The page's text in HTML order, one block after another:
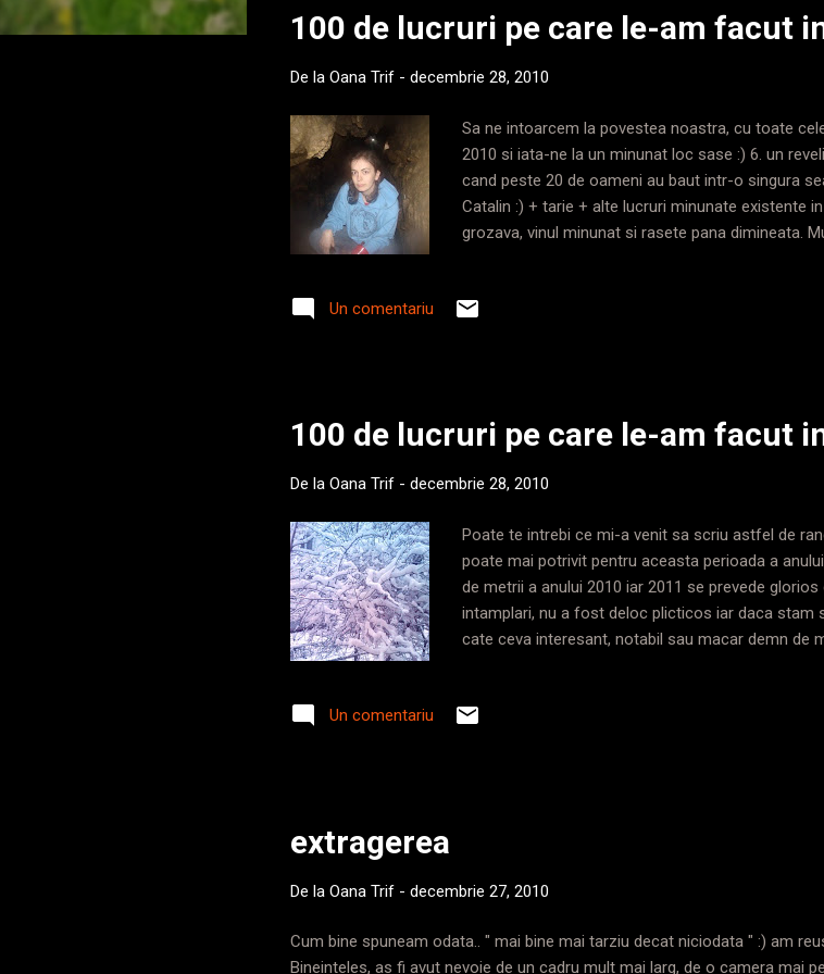
100 de lucruri pe care le-am facut
De la Oana Trif - decembrie 28, 2010
Sa ne intoarcem la povestea noastra, cu toate
2010 si iata-ne la un minunat loc sase :) 6. un
cand peste 20 de oameni au baut intr-o singura
Catalin :) + tarie + alte lucruri minunate existente
grozava, vinul minunat si rasete pana dimineata.
her reasons, But I just don't want to know, 'Cos
Un comentariu
100 de lucruri pe care le-am facut
De la Oana Trif - decembrie 28, 2010
Poate te intrebi ce mi-a venit sa scriu astfel de
poate mai potrivit pentru aceasta perioada a
de metrii a anului 2010 iar 2011 se prevede
intamplari, nu a fost deloc plicticos iar daca
cate ceva interesant, notabil sau macar demn de
pot face. Am inceput cu luna decembrie a anului
Un comentariu
extragerea
De la Oana Trif - decembrie 27, 2010
Cum bine spuneam odata.. " mai bine mai tarziu decat niciodata " :) am
Bineinteles, as fi avut nevoie de un cadru mult mai larg, de o camera mai